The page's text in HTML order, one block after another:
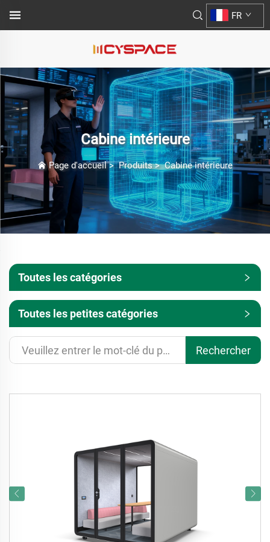
FR
Cabine intérieure
Page d'accueil>Produits>Cabine intérieure
Toutes les catégories
Toutes les petites catégories
Rechercher